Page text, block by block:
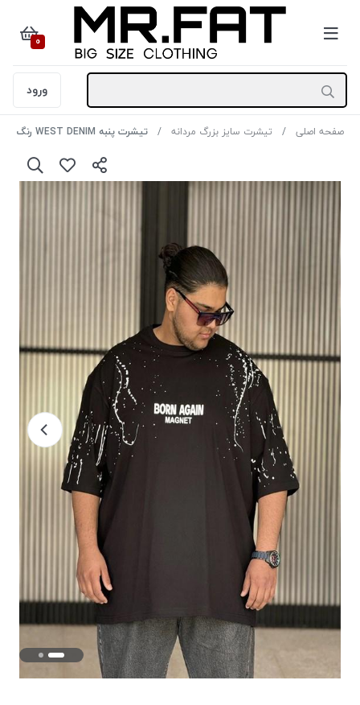
0
ورود
صفحه اصلی تیشرت سایز بزرگ مردانه تیشرت پنبه WEST DENIM رنگ مشکی سایز 3XL